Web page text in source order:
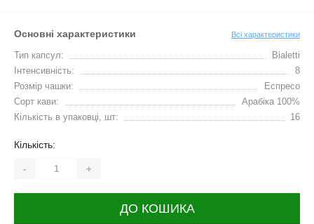
Основні характеристики Всі характеристики
Тип капсул:
Bialetti
Інтенсивність:
8
Розмір чашки:
Еспресо
Сорт кави:
Арабіка 100%
Кількість в упаковці, шт:
16
Кількість:
- +
ДО КОШИКА